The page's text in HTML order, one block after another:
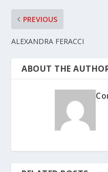
PREVIOUS
ALEXANDRA FERACCI
ABOUT THE